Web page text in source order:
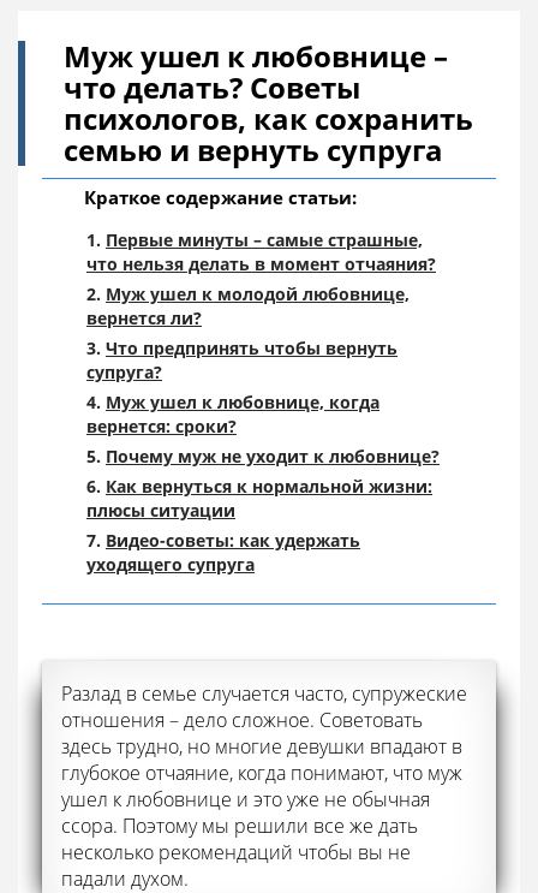
Муж ушел к любовнице –
что делать? Советы
психологов, как сохранить
семью и вернуть супруга
Краткое содержание статьи:
Первые минуты – самые страшные,
что нельзя делать в момент отчаяния?
Муж ушел к молодой любовнице,
вернется ли?
Что предпринять чтобы вернуть
супруга?
Муж ушел к любовнице, когда
вернется: сроки?
Почему муж не уходит к любовнице?
Как вернуться к нормальной жизни:
плюсы ситуации
Видео-советы: как удержать
уходящего супруга
Разлад в семье случается часто, супружеские
отношения – дело сложное. Советовать
здесь трудно, но многие девушки впадают в
глубокое отчаяние, когда понимают, что муж
ушел к любовнице и это уже не обычная
ссора. Поэтому мы решили все же дать
несколько рекомендаций чтобы вы не
падали духом.